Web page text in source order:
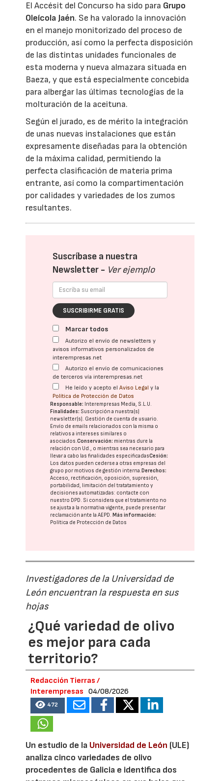
El Accésit del Concurso ha sido para Grupo
Oleícola Jaén. Se ha valorado la innovación
en el manejo monitorizado del proceso de
producción, así como la perfecta disposición
de las distintas unidades funcionales de
esta moderna y nueva almazara situada en
Baeza, y que está especialmente concebida
para albergar las últimas tecnologías de la
molturación de la aceituna.
Según el jurado, es de mérito la integración
de unas nuevas instalaciones que están
expresamente diseñadas para la obtención
de la máxima calidad, permitiendo la
perfecta clasificación de materia prima
entrante, así como la compartimentación
por calidades y variedades de los zumos
resultantes.
Suscríbase a nuestra
Newsletter - Ver ejemplo
SUSCRIBIRME GRATIS
Marcar todos
Autorizo el envío de newsletters y
avisos informativos personalizados de
interempresas.net
Autorizo el envío de comunicaciones
de terceros vía interempresas.net
He leído y acepto elAviso Legal y la
Política de Protección de Datos
Responsable: Interempresas Media, S.L.U.
Finalidades: Suscripción a nuestra(s)
newsletter(s). Gestión de cuenta de usuario.
Envío de emails relacionados con la misma o
relativos a intereses similares o
asociados.Conservación: mientras dure la
relación con Ud., o mientras sea necesario para
llevar a cabo las finalidades especificadasCesión:
Los datos pueden cederse a otras empresas del
grupo por motivos de gestión interna.Derechos:
Acceso, rectificación, oposición, supresión,
portabilidad, limitación del tratatamiento y
decisiones automatizadas: contacte con
nuestro DPD. Si considera que el tratamiento no
se ajusta a la normativa vigente, puede presentar
reclamación ante laAEPD.Más información:
Política de Protección de Datos
Investigadores de la Universidad de
León encuentran la respuesta en sus
hojas
¿Qué variedad de olivo
es mejor para cada
territorio?
Redacción Tierras /
Interempresas
04/08/2026
472
Un estudio de la Universidad de León (ULE)
analiza cinco variedades de olivo
procedentes de Galicia e identifica dos